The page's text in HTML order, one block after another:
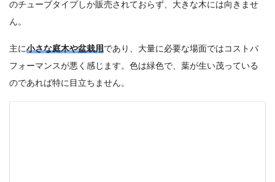
のチューブタイプしか販売されておらず、大きな木には向きませ
ん。
主に小さな庭木や盆栽用であり、大量に必要な場面ではコストパ
フォーマンスが悪く感じます。色は緑色で、葉が生い茂っている
のであれば特に目立ちません。